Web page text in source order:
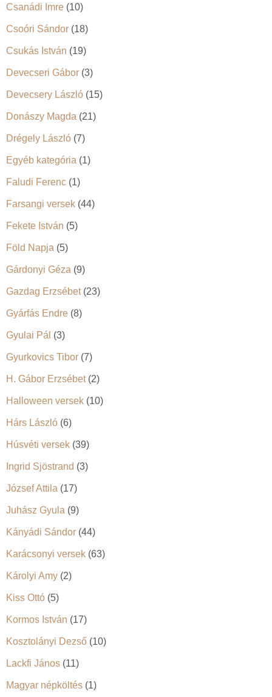
Csanádi Imre (10)
Csoóri Sándor (18)
Csukás István (19)
Devecseri Gábor (3)
Devecsery László (15)
Donászy Magda (21)
Drégely László (7)
Egyéb kategória (1)
Faludi Ferenc (1)
Farsangi versek (44)
Fekete István (5)
Föld Napja (5)
Gárdonyi Géza (9)
Gazdag Erzsébet(23)
Gyárfás Endre (8)
Gyulai Pál (3)
Gyurkovics Tibor (7)
H. Gábor Erzsébet(2)
Halloween versek (10)
Hárs László (6)
Húsvéti versek (39)
Ingrid Sjöstrand (3)
József Attila (17)
Juhász Gyula (9)
Kányádi Sándor (44)
Karácsonyi versek (63)
Károlyi Amy (2)
Kiss Ottó (5)
Kormos István (17)
Kosztolányi Dezső (10)
Lackfi János (11)
Magyar népköltés (1)